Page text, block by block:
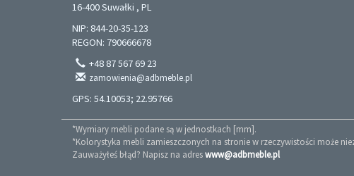
16-400 Suwałki , PL
NIP: 844-20-35-123
REGON: 790666678
+48 87 567 69 23
zamowienia@adbmeble.pl
GPS: 54.10053; 22.95766
*Wymiary mebli podane są w jednostkach [mm].
*Kolorystyka mebli zamieszczonych na stronie w rzeczywistości może
Zauważyłeś błąd? Napisz na adreswww@adbmeble.pl